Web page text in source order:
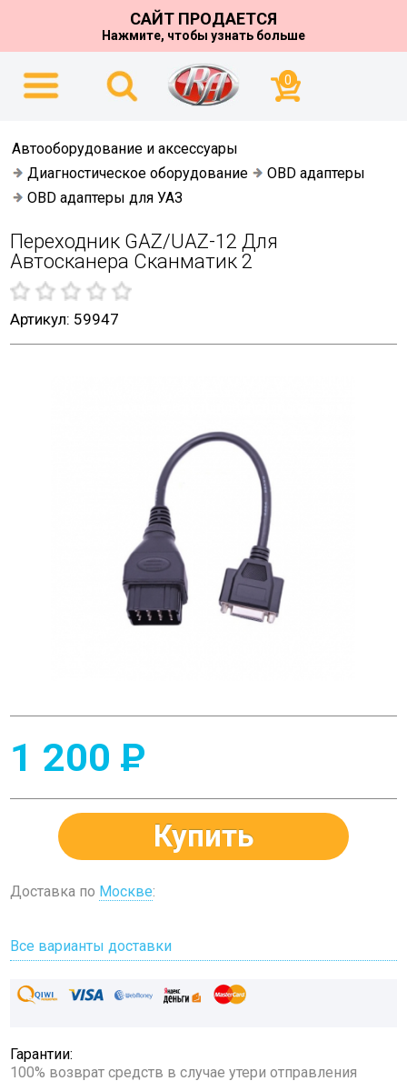
САЙТ ПРОДАЕТСЯ
Нажмите, чтобы узнать больше
0
Автооборудование и аксессуары
Диагностическое оборудование
OBD адаптеры
OBD адаптеры для УАЗ
Переходник GAZ/UAZ-12 Для
Автосканера Сканматик 2
Артикул: 59947
1 200 P
Купить
Доставка по Москве:
Все варианты доставки
Гарантии:
100% возврат средств в случае утери отправления